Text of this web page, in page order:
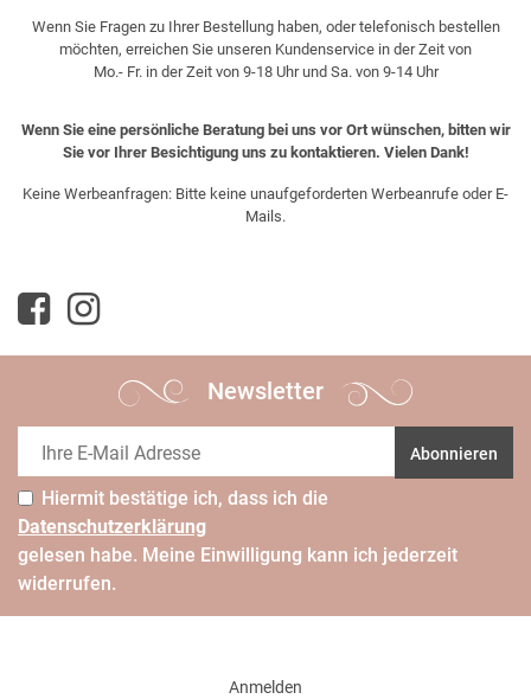
Wenn Sie Fragen zu Ihrer Bestellung haben, oder telefonisch bestellen
möchten, erreichen Sie unseren Kundenservice in der Zeit von
Mo.- Fr. in der Zeit von 9-18 Uhr und Sa. von 9-14 Uhr
Wenn Sie eine persönliche Beratung bei uns vor Ort wünschen, bitten wir
Sie vor Ihrer Besichtigung uns zu kontaktieren. Vielen Dank!
Keine Werbeanfragen: Bitte keine unaufgeforderten Werbeanrufe oder E-
Mails.
Newsletter
Abonnieren
Hiermit bestätige ich, dass ich die
Daten­schutz­erklärung
gelesen habe. Meine Einwilligung kann ich jederzeit
widerrufen.
Anmelden